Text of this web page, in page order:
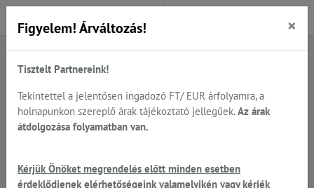
A keresett oldal nem található
Hiba, a keresett oldal nem található!
Figyelem! Árváltozás! ×
Tisztelt Partnereink!
Tekintettel a jelentősen ingadozó FT/ EUR árfolyamra, a
holnapunkon szereplő árak tájékoztató jellegűek. Az árak
átdolgozása folyamatban van.
Kérjük Önöket megrendelés előtt minden esetben
érdeklődjenek elérhetőségeink valamelyikén vagy kérjék